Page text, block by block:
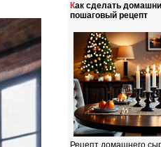
Как сделать домашний сыр:
пошаговый рецепт
Рецепт домашнего